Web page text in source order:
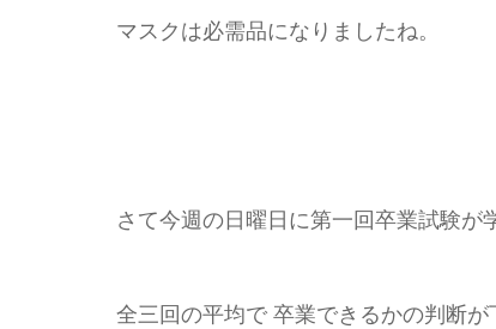
マスクは必需品になりましたね。
さて今週の日曜日に第一回卒業試験が
全三回の平均で 卒業できるかの判断